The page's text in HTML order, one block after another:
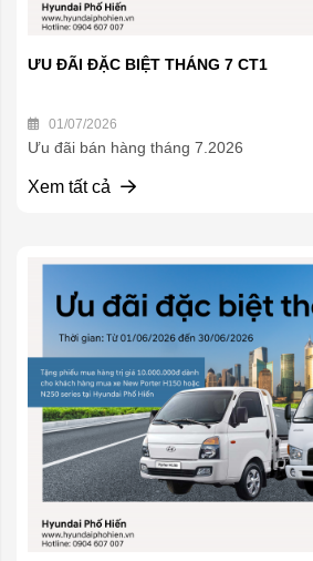
ƯU ĐÃI ĐẶC BIỆT THÁNG 7 CT1
01/07/2026
Ưu đãi bán hàng tháng 7.2026
Xem tất cả